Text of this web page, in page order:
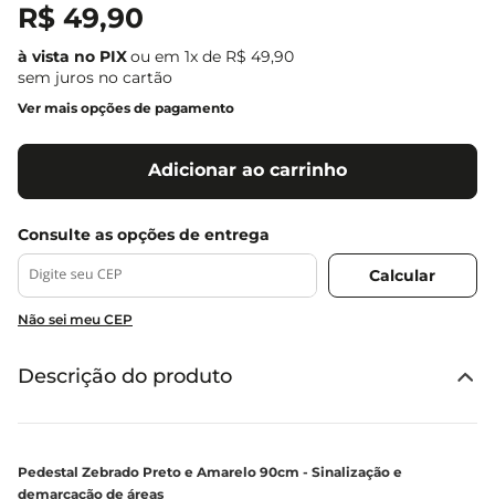
R$ 49,90
ou em 1x de R$ 49,90
sem juros no cartão
Ver mais opções de pagamento
Adicionar ao carrinho
Não sei meu CEP
Descrição do produto
Pedestal Zebrado Preto e Amarelo 90cm - Sinalização e
demarcação de áreas